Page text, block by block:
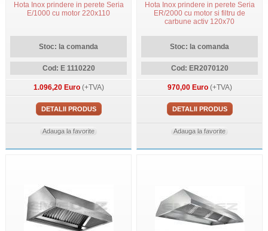
Hota Inox prindere in perete Seria
E/1000 cu motor 220x110
Stoc: la comanda
Cod: E 1110220
1.096,20 Euro(+TVA)
DETALII PRODUS
Adauga la favorite
Hota Inox prindere in perete Seria
ER/2000 cu motor si filtru de
carbune activ 120x70
Stoc: la comanda
Cod: ER2070120
970,00 Euro(+TVA)
DETALII PRODUS
Adauga la favorite